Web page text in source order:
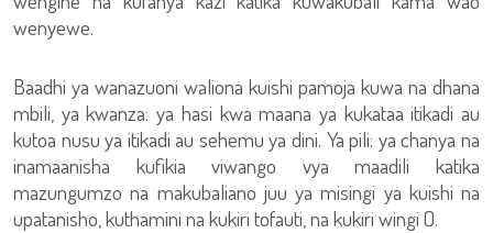
wenyewe.
Baadhi ya wanazuoni waliona kuishi pamoja kuwa na dhana
mbili, ya kwanza: ya hasi kwa maana ya kukataa itikadi au
kutoa nusu ya itikadi au sehemu ya dini. Ya pili: ya chanya na
inamaanisha kufikia viwango vya maadili katika
mazungumzo na makubaliano juu ya misingi ya kuishi na
upatanisho, kuthamini na kukiri tofauti, na kukiri wingi ().